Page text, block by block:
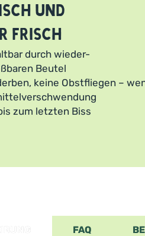
und
frisch
durch wieder-
Beutel
keine Obstfliegen –
zum letzten Biss
FAQ